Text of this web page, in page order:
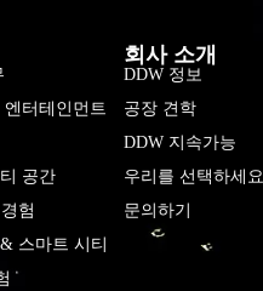
터테인먼트
공간
험
스마트 시티
회사 소개
DDW 정보
공장 견학
DDW 지속가능
우리를 선택하세요
문의하기